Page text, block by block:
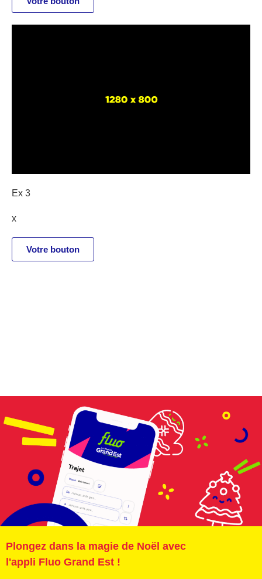
Ex 3
x
Votre bouton
Plongez dans la magie de Noël avec
l'appli Fluo Grand Est !